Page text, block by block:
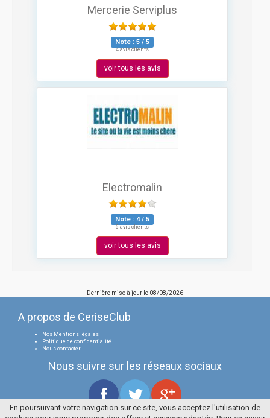
Mercerie Serviplus
Note : 5 / 5
4 avis clients
voir tous les avis
Electromalin
Note : 4/ 5
6 avis clients
voir tous les avis
Dernière mise à jour le 08/08/2026
A propos de CeriseClub
Nos Mentions légales
Politique de confidentialité
Nous contacter
Nous suivre sur les réseaux sociaux
En poursuivant votre navigation sur ce site, vous acceptez l'utilisation de